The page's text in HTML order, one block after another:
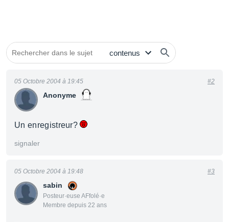
Anonyme
05 Octobre 2004 à 19:45 #2
Un enregistreur?
signaler
sabin
Posteur·euse AFfolé·e
Membre depuis 22 ans
05 Octobre 2004 à 19:48 #3